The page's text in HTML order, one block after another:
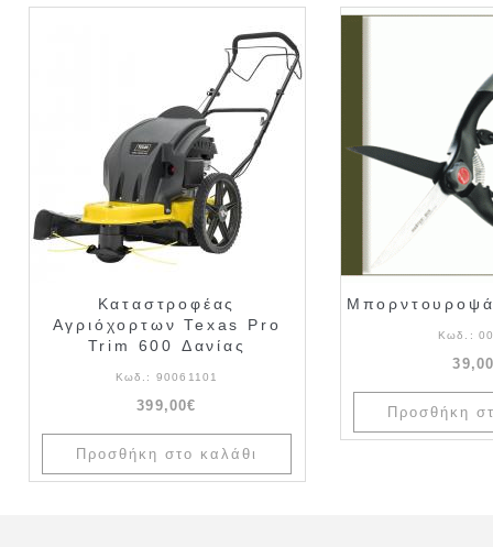
Καταστροφέας
Αγριόχορτων Texas Pro
Trim 600 Δανίας
Κωδ.: 90061101
399,00€
Κωδ.: